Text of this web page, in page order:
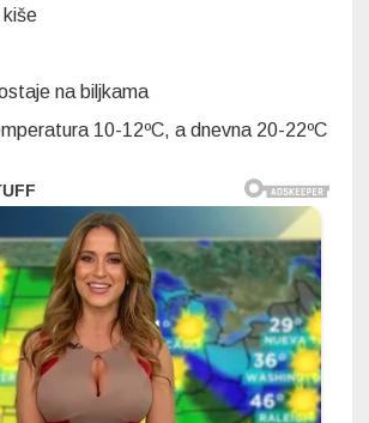
kiše
na biljkama
10-12ºC, a dnevna 20-22ºC